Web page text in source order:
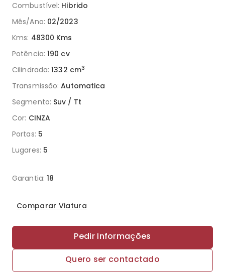
Combustível: Hibrido
Mês/Ano: 02/2023
Kms: 48300 Kms
Potência: 190 cv
Cilindrada: 1332 cm3
Transmissão: Automatica
Segmento: Suv / Tt
Cor: CINZA
Portas: 5
Lugares: 5
Garantia: 18
Comparar Viatura
Pedir Informações
Quero ser contactado